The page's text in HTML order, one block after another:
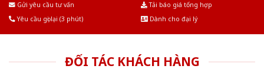
Gửi yêu cầu tư vấn
Tải báo giá tổng hợp
Yêu cầu gọi lại (3 phút)
Dành cho đại lý
ĐỐI TÁC KHÁCH HÀNG